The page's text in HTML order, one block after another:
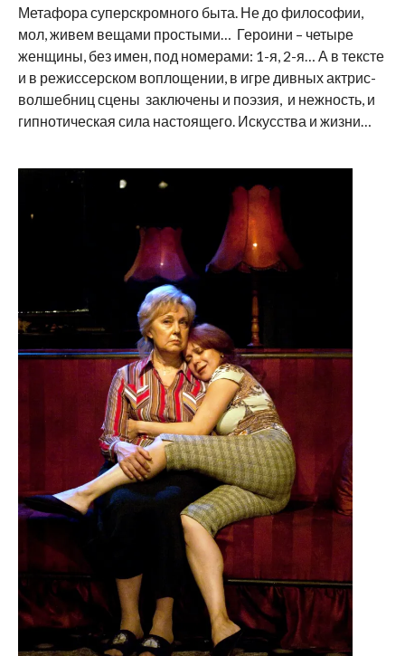
Метафора суперскромного быта. Не до философии,
мол, живем вещами простыми… Героини – четыре
женщины, без имен, под номерами: 1-я, 2-я… А в тексте
и в режиссерском воплощении, в игре дивных актрис-
волшебниц сцены заключены и поэзия, и нежность, и
гипнотическая сила настоящего. Искусства и жизни…